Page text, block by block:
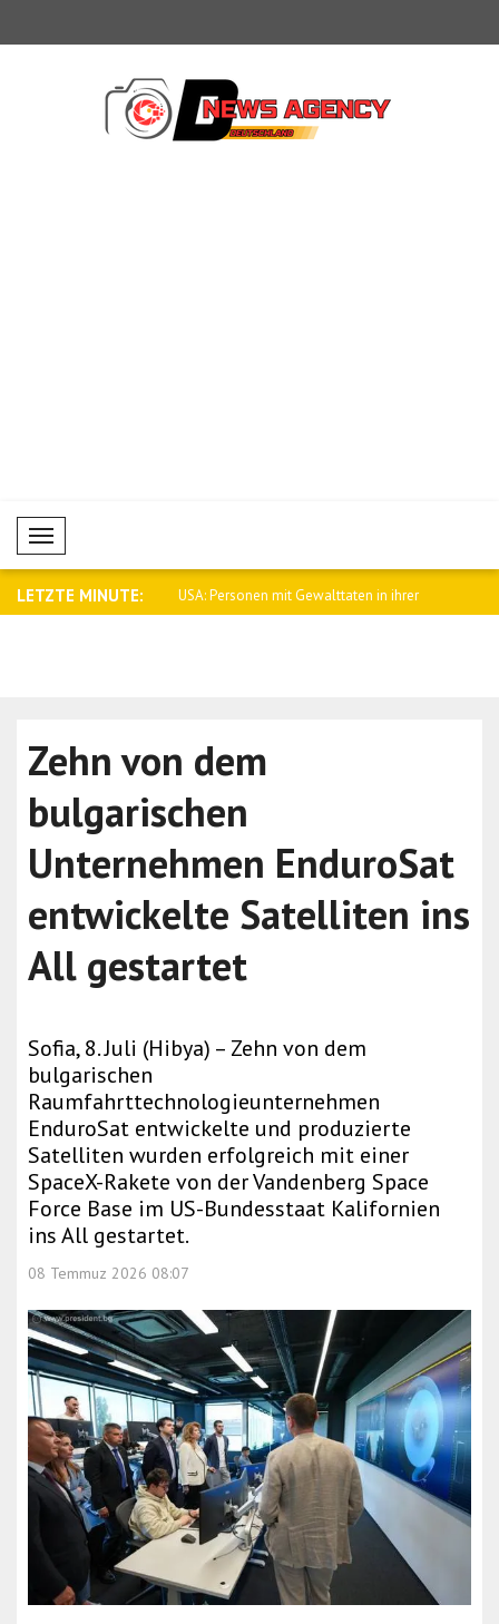
Mobil Menü
LETZTE MINUTE:
Dank für Ihre Solidari.. USA: Personen mit Gewalttaten in ihrer
Zehn von dem
bulgarischen
Unternehmen EnduroSat
entwickelte Satelliten ins
All gestartet
Sofia, 8. Juli (Hibya) – Zehn von dem
bulgarischen
Raumfahrttechnologieunternehmen
EnduroSat entwickelte und produzierte
Satelliten wurden erfolgreich mit einer
SpaceX-Rakete von der Vandenberg Space
Force Base im US-Bundesstaat Kalifornien
ins All gestartet.
08 Temmuz 2026 08:07